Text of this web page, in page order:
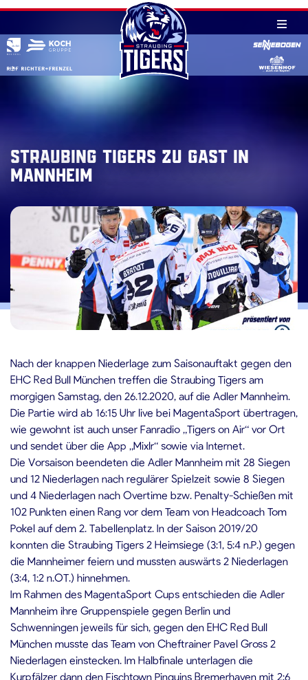
Skip
content
Straubing Tigers zu Gast in
Mannheim
Nach der knappen Niederlage zum Saisonauftakt gegen den
EHC Red Bull München treffen die Straubing Tigers am
morgigen Samstag, den 26.12.2020, auf die Adler Mannheim.
Die Partie wird ab 16:15 Uhr live bei MagentaSport übertragen,
wie gewohnt ist auch unser Fanradio „Tigers on Air“ vor Ort
und sendet über die App „Mixlr“ sowie via Internet.
Die Vorsaison beendeten die Adler Mannheim mit 28 Siegen
und 12 Niederlagen nach regulärer Spielzeit sowie 8 Siegen
und 4 Niederlagen nach Overtime bzw. Penalty-Schießen mit
102 Punkten einen Rang vor dem Team von Headcoach Tom
Pokel auf dem 2. Tabellenplatz. In der Saison 2019/20
konnten die Straubing Tigers 2 Heimsiege (3:1, 5:4 n.P.) gegen
die Mannheimer feiern und mussten auswärts 2 Niederlagen
(3:4, 1:2 n.OT.) hinnehmen.
Im Rahmen des MagentaSport Cups entschieden die Adler
Mannheim ihre Gruppenspiele gegen Berlin und
Schwenningen jeweils für sich, gegen den EHC Red Bull
München musste das Team von Cheftrainer Pavel Gross 2
Niederlagen einstecken. Im Halbfinale unterlagen die
Kurpfälzer dann den Fischtown Pinguins Bremerhaven mit 2:6